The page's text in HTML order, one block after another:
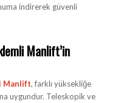
indirerek güvenli
Manlift’in
Manlift, farklı yüksekliğe
uygundur. Teleskopik ve